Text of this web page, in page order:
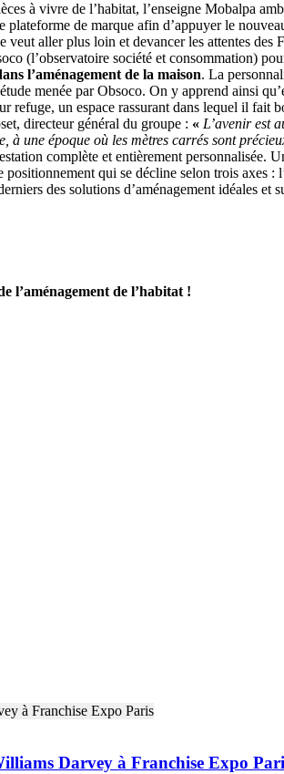
à vivre de l’habitat, l’enseigne Mobalpa
de marque afin d’appuyer le
veut aller plus loin et devancer les attentes
(l’observatoire société et consommation)
l’aménagement de la maison. La
menée par Obsoco. On y apprend ainsi
refuge, un espace rassurant dans lequel il fait
directeur général du groupe : « L’avenir est
à une époque où les mètres carrés sont
complète et entièrement personnalisée.
qui se décline selon trois
des solutions d’aménagement idéales et
l’aménagement de l’habitat !
Darvey à Franchise Expo